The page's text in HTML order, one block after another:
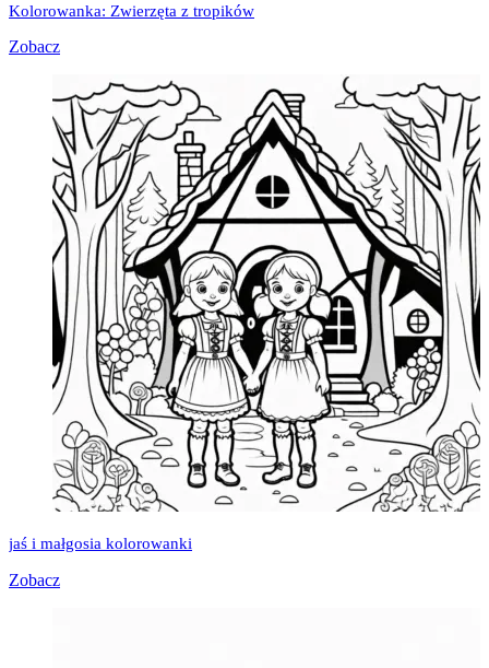
Kolorowanka: Zwierzęta z tropików
Zobacz
jaś i małgosia kolorowanki
Zobacz